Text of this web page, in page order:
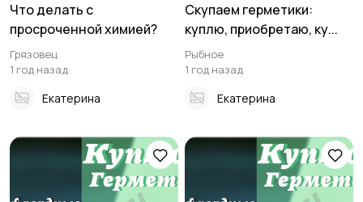
Что делать с
просроченной химией?
Грязовец
1 год назад
Екатерина
Скупаем герметики:
куплю, приобретаю, ку...
Рыбное
1 год назад
Екатерина